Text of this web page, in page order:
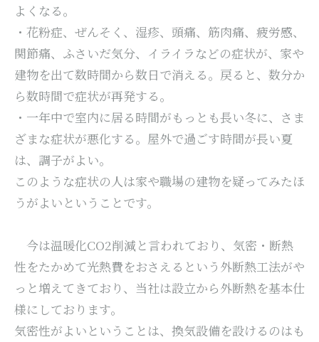
よくなる。
・花粉症、ぜんそく、湿疹、頭痛、筋肉痛、疲労感、
関節痛、ふさいだ気分、イライラなどの症状が、家や
建物を出て数時間から数日で消える。戻ると、数分か
ら数時間で症状が再発する。
・一年中で室内に居る時間がもっとも長い冬に、さま
ざまな症状が悪化する。屋外で過ごす時間が長い夏
は、調子がよい。
このような症状の人は家や職場の建物を疑ってみたほ
うがよいということです。
今は温暖化CO2削減と言われており、気密・断熱
性をたかめて光熱費をおさえるという外断熱工法がや
っと増えてきており、当社は設立から外断熱を基本仕
様にしております。
気密性がよいということは、換気設備を設けるのはも